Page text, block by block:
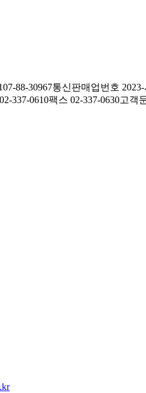
88-30967통신판매업번호
337-0610팩스 02-337-0630고객